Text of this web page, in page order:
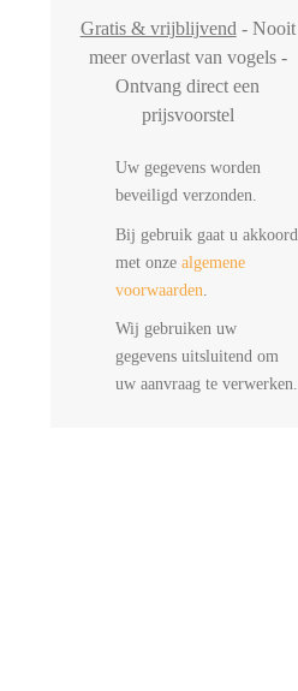
Gratis & vrijblijvend - Nooit
meer overlast van vogels -
Ontvang direct een
prijsvoorstel
Uw gegevens worden
beveiligd verzonden.
Bij gebruik gaat u akkoord
met onze algemene
voorwaarden
Wij gebruiken uw
gegevens uitsluitend om
uw aanvraag te verwerken.